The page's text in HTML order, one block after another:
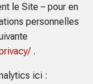
le Site – pour en
personnelles
.
ici :